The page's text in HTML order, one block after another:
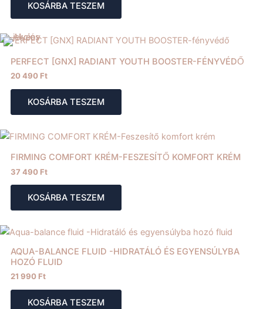
KOSÁRBA TESZEM
PERFECT [GNX] RADIANT YOUTH BOOSTER-FÉNYVÉDŐ
20 490 Ft
KOSÁRBA TESZEM
FIRMING COMFORT KRÉM-FESZESÍTŐ KOMFORT KRÉM
37 490 Ft
KOSÁRBA TESZEM
AQUA-BALANCE FLUID -HIDRATÁLÓ ÉS EGYENSÚLYBA
HOZÓ FLUID
21 990 Ft
KOSÁRBA TESZEM